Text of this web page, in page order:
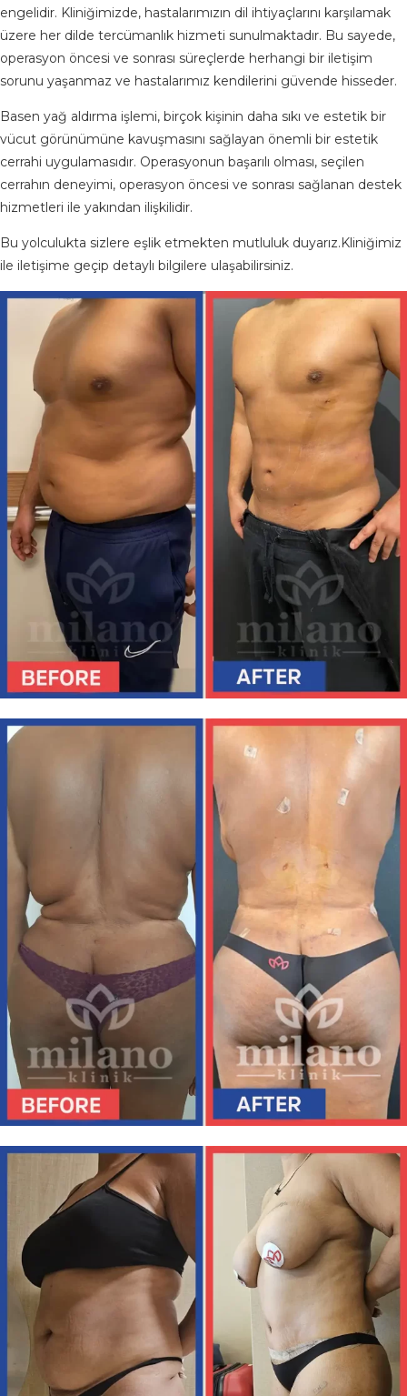
engelidir. Kliniğimizde, hastalarımızın dil ihtiyaçlarını karşılamak
üzere her dilde tercümanlık hizmeti sunulmaktadır. Bu sayede,
operasyon öncesi ve sonrası süreçlerde herhangi bir iletişim
sorunu yaşanmaz ve hastalarımız kendilerini güvende hisseder.
Basen yağ aldırma işlemi, birçok kişinin daha sıkı ve estetik bir
vücut görünümüne kavuşmasını sağlayan önemli bir estetik
cerrahi uygulamasıdır. Operasyonun başarılı olması, seçilen
cerrahın deneyimi, operasyon öncesi ve sonrası sağlanan destek
hizmetleri ile yakından ilişkilidir.
Bu yolculukta sizlere eşlik etmekten mutluluk duyarız.Kliniğimiz
ile iletişime geçip detaylı bilgilere ulaşabilirsiniz.